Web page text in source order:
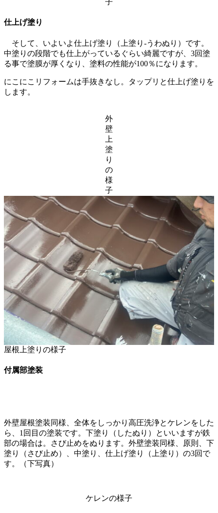
子
仕上げ塗り
そして、いよいよ仕上げ塗り（上塗り-うわぬり）です。
中塗りの段階でも仕上がっているぐらい綺麗ですが、3回塗
る事で塗膜が厚くなり、塗料の性能が100％になります。
にこにこリフォームは手抜きなし。タップリと仕上げ塗りを
します。
外
壁
上
塗
り
の
様
子
屋根上塗りの様子
付属部塗装
外壁屋根塗装同様、全体をしっかり高圧洗浄とケレンをした
ら、1回目の塗装です。下塗り（したぬり）といいますが鉄
部の場合は。さび止めをぬります。外壁塗装同様、原則、下
塗り（さび止め）、中塗り、仕上げ塗り（上塗り）の3回で
す。（下写真）
ケレンの様子